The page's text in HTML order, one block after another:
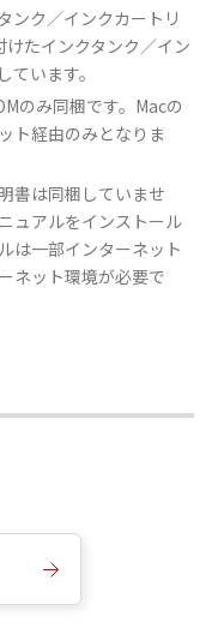
ンク／インクカートリ
たインクタンク／イン
います。
のみ同梱です。Macの
ト経由のみとなりま
書は同梱していませ
ュアルをインストール
は一部インターネット
ネット環境が必要で